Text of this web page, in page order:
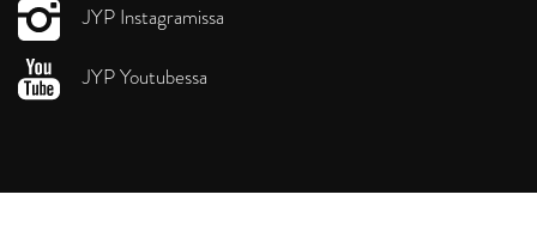
JYP Instagramissa
JYP Youtubessa